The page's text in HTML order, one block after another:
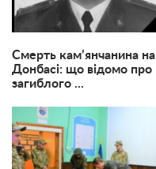
Смерть кам’янчанина на
Донбасі: що відомо про
загиблого ...